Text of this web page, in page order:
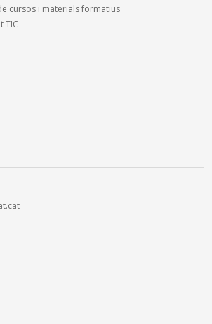
cursos i materials formatius
TIC